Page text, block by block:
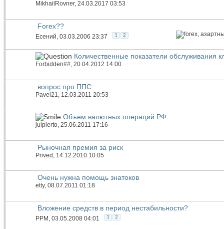
MikhailRovner, 24.03.2017 03:53
Forex??
Есений , 03.03.2006 23:37 1 2
Количественные показатели обслуживания
Forbidden##, 20.04.2012 14:00
вопрос про ППС
Pavel21 , 12.03.2011 20:53
Объем валютных операций РФ
julpierto, 25.06.2011 17:16
Рыночная премия за риск
Prived , 14.12.2010 10:05
Очень нужна помощь знатоков
etty, 08.07.2011 01:18
Вложение средств в период нестабильности?
PPM , 03.05.2008 04:01 1 2